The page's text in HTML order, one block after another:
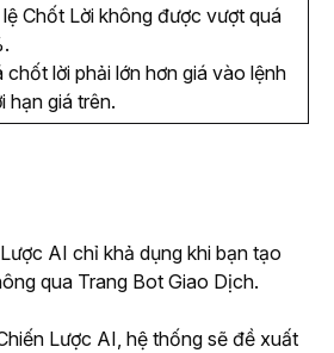
Chốt Lời không được vượt quá
lời phải lớn hơn giá vào lệnh
hạn giá trên.
AI chỉ khả dụng khi bạn tạo
qua Trang Bot Giao Dịch.
Lược AI, hệ thống sẽ đề xuất